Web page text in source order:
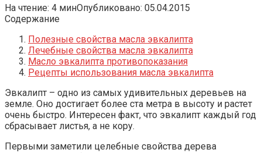
На чтение: 4 минОпубликовано: 05.04.2015
Содержание
Полезные свойства масла эвкалипта
Лечебные свойства масла эвкалипта
Масло эвкалипта противопоказания
Рецепты использования масла эвкалипта
Эвкалипт – одно из самых удивительных деревьев на
земле. Оно достигает более ста метра в высоту и растет
очень быстро. Интересен факт, что эвкалипт каждый год
сбрасывает листья, а не кору.
Первыми заметили целебные свойства дерева